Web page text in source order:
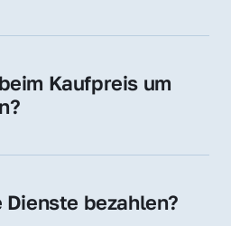
der Kauf in der Regel
Kaufpreis um
Domain (z. B. beim
bewegen sich für .de
bezahlen?